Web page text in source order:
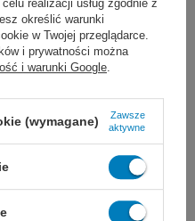
Sonic - 40
Sonic - 6D
Sonic - 36
Sonic - 33
16 236,00 zł
realizacji usług zgodnie z
określić warunki
w Twojej przeglądarce.
i prywatności można
i warunki Google.
(wymagane)
Zawsze
aktywne